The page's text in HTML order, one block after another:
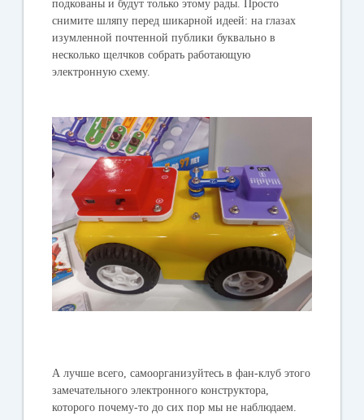
подкованы и будут только этому рады. Просто
снимите шляпу перед шикарной идеей: на глазах
изумленной почтенной публики буквально в
несколько щелчков собрать работающую
электронную схему.
А лучше всего, самоорганизуйтесь в фан-клуб этого
замечательного электронного конструктора,
которого почему-то до сих пор мы не наблюдаем.